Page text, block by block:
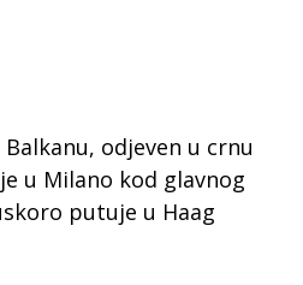
odjeven u crnu
u Milano kod glavnog
putuje u Haag